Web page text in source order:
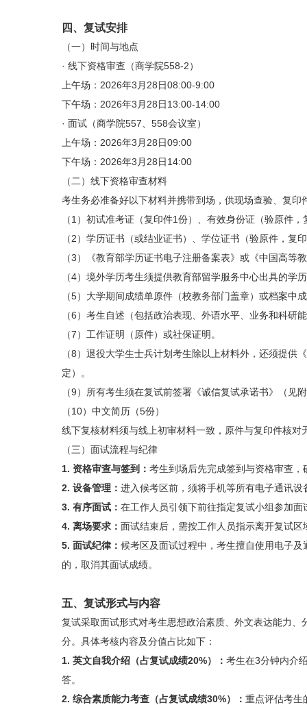
四、复试安排
（一）时间与地点
· 线下资格审查（商学院558-2）
上午场：2026年3月28日08:00-9:00
下午场：2026年3月28日13:00-14:00
· 面试（商学院557、558会议室）
上午场：2026年3月28日09:00
下午场：2026年3月28日14:00
（二）线下资格审查材料
考生务必准备好以下材料并携带到场，供现场查验、复印
（1）初试准考证（复印件1份）、有效身份证（验原件
（2）学历证书（或结业证书）、学位证书（验原件，复
（3）《教育部学历证书电子注册备案表》或《中国高等
（4）境外学历考生须提供教育部留学服务中心出具的学
（5）大学期间成绩单原件（校教务部门盖章）或档案中
（6）考生自述（包括政治表现、外语水平、业务和科研
（7）工作证明（原件）或社保证明。
（8）退役大学生士兵计划考生除以上材料外，还须提
定）。
（9）所有考生须在复试前签署《诚信复试承诺书》（见
（10）中文简历（5份）
线下复核材料须与线上初审材料一致，原件与复印件核
（三）面试流程与纪律
1. 资格审查与签到： 考生到场后先完成签到与资格审查
2. 设备管理： 进入候考区前，须将手机等所有电子通讯
3. 有序面试： 在工作人员引领下前往指定复试小组参加
4. 离场要求： 面试结束后，需按工作人员指示离开复试
5. 面试纪律： 候考区及面试过程中，考生擅自使用电子
的，取消其面试成绩。
五、复试形式与内容
复试采取面试形式对考生思想政治素质、外文表达能力
分。具体考核内容及分值占比如下：
1. 英文自我介绍（占复试成绩20%）‌： 考生在3分钟内介
答。
2. 综合素质能力考查（占复试成绩30%）： 重点评估考生